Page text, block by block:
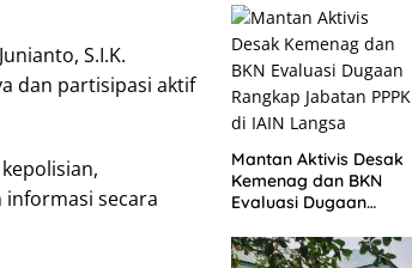
S.I.K.
dan partisipasi aktif
informasi secara
Shabu dan amankan
4 orang pelaku
Mantan Aktivis Desak
Kemenag dan BKN
Evaluasi Dugaan
PPPK di IAIN Langsa